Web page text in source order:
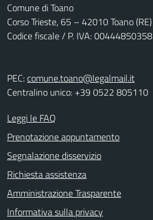
Comune di Toano
Corso Trieste, 65 – 42010 Toano (RE)
Codice fiscale / P. IVA: 00444850358
PEC:comune.toano@legalmail.it
Centralino unico: +39 0522 805110
Leggi le FAQ
Prenotazione appuntamento
Segnalazione disservizio
Richiesta assistenza
Amministrazione Trasparente
Informativa sulla privacy